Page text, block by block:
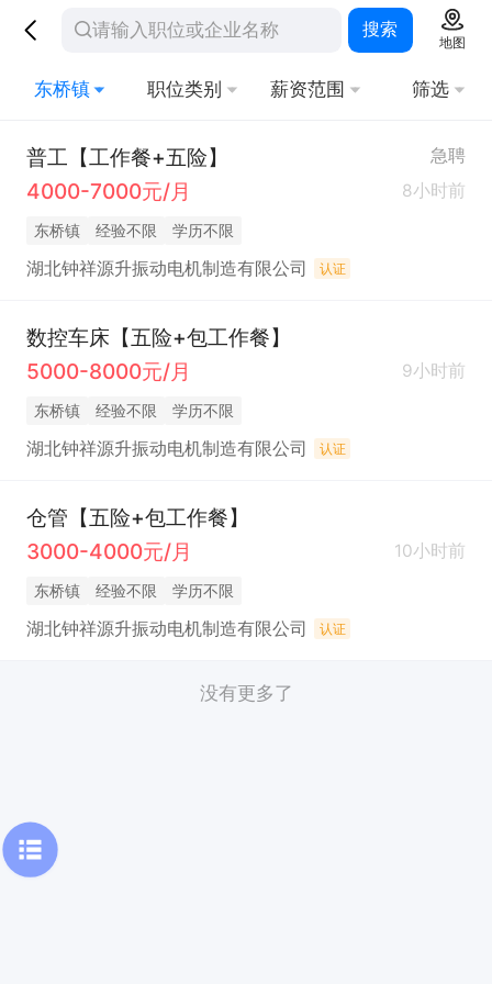
搜索
地图
东桥镇 职位类别 薪资范围 筛选
普工【工作餐+五险】 急聘
4000-7000元/月 8小时前
东桥镇 经验不限 学历不限
湖北钟祥源升振动电机制造有限公司 认证
数控车床【五险+包工作餐】
5000-8000元/月
9小时前
东桥镇 经验不限 学历不限
湖北钟祥源升振动电机制造有限公司 认证
仓管【五险+包工作餐】
3000-4000元/月
10小时前
东桥镇 经验不限 学历不限
湖北钟祥源升振动电机制造有限公司 认证
没有更多了